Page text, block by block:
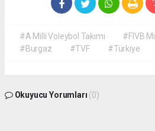
#A Milli Voleybol Takımı #FIVB
#Burgaz
#TVF #Türkiye
Okuyucu Yorumları (0)